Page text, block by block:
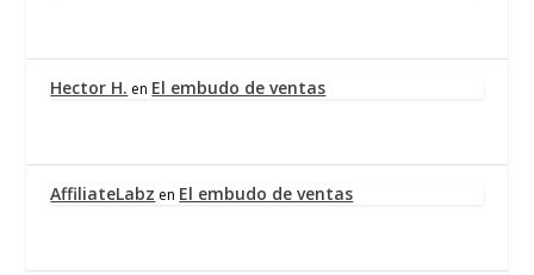
Hector H. en El embudo de ventas
AffiliateLabz en El embudo de ventas